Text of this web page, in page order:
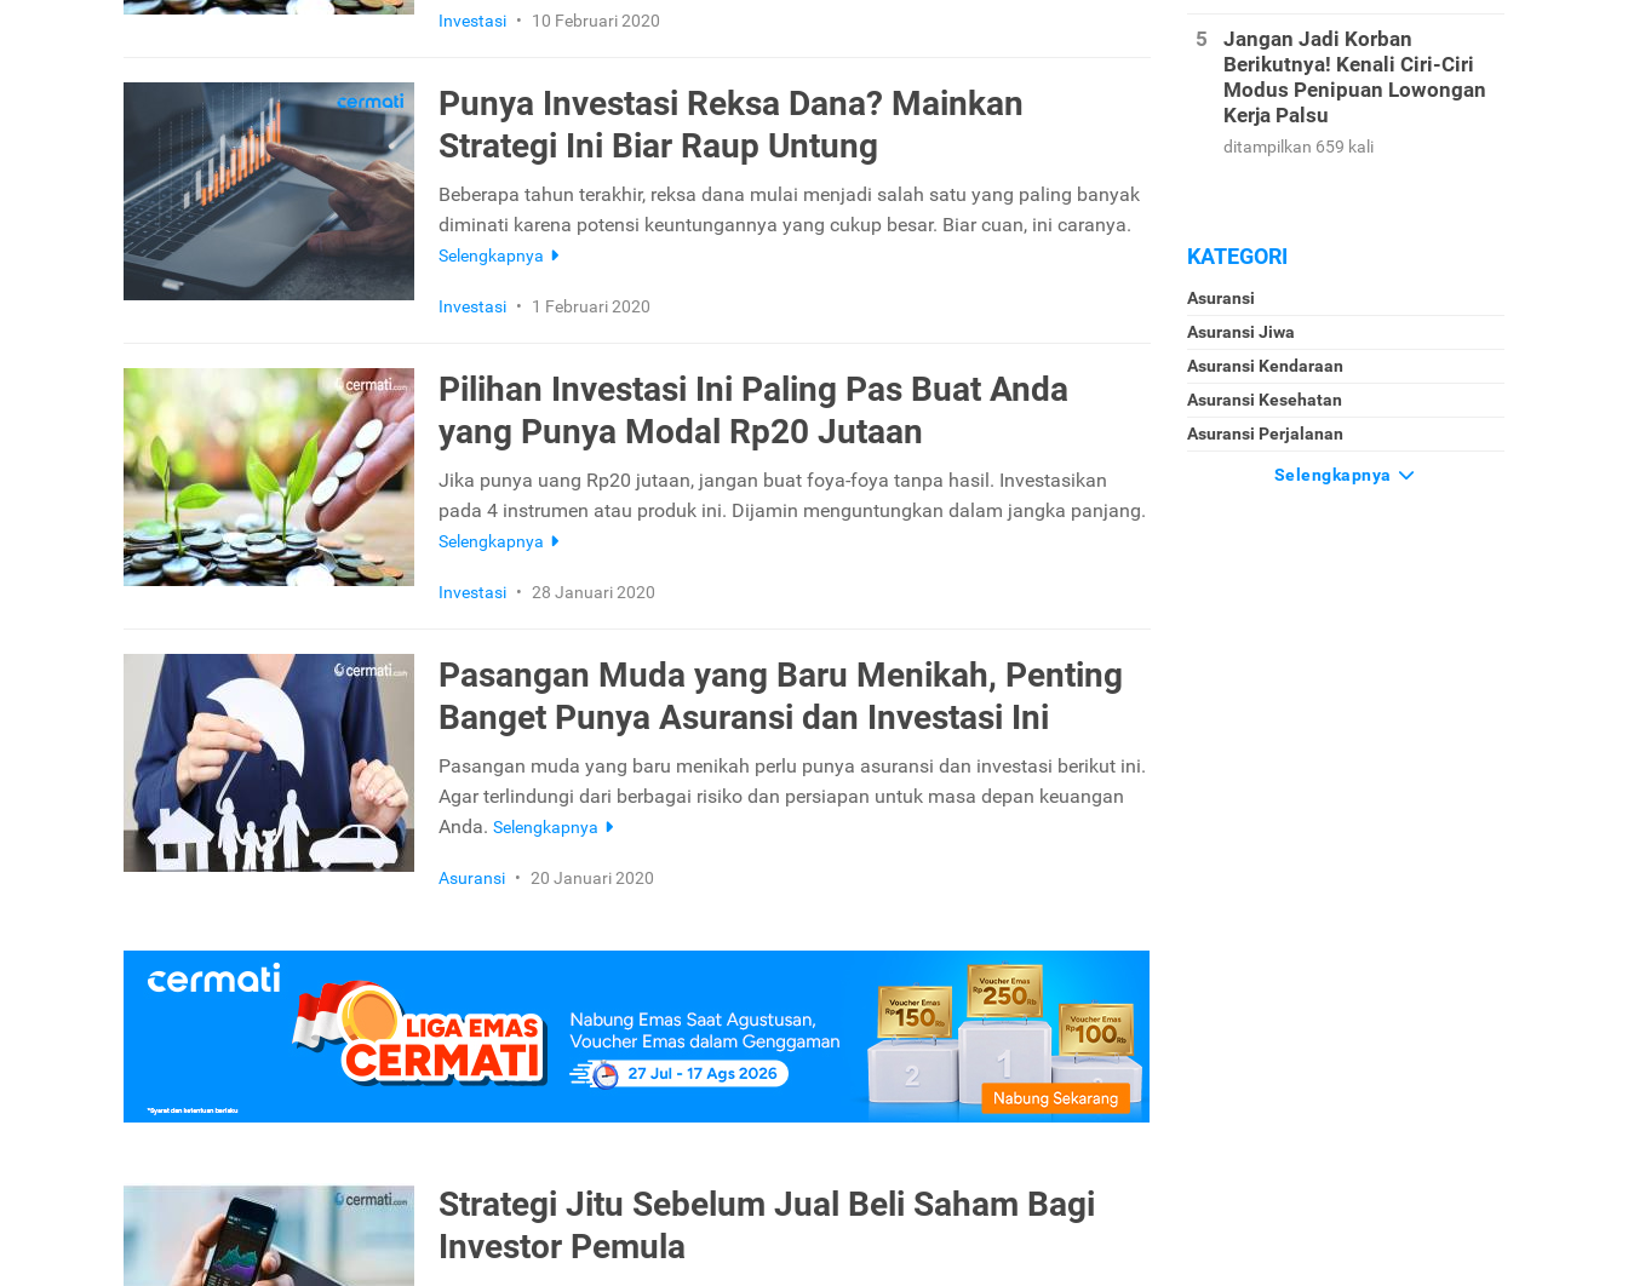
Investasi • 10 Februari 2020
Punya Investasi Reksa Dana? Mainkan
Strategi Ini Biar Raup Untung
Beberapa tahun terakhir, reksa dana mulai menjadi salah satu yang paling banyak
diminati karena potensi keuntungannya yang cukup besar. Biar cuan, ini caranya.
Selengkapnya
Investasi • 1 Februari 2020
Pilihan Investasi Ini Paling Pas Buat Anda
yang Punya Modal Rp20 Jutaan
Jika punya uang Rp20 jutaan, jangan buat foya-foya tanpa hasil. Investasikan
pada 4 instrumen atau produk ini. Dijamin menguntungkan dalam jangka panjang.
Selengkapnya
Investasi • 28 Januari 2020
Pasangan Muda yang Baru Menikah, Penting
Banget Punya Asuransi dan Investasi Ini
Pasangan muda yang baru menikah perlu punya asuransi dan investasi berikut ini.
Agar terlindungi dari berbagai risiko dan persiapan untuk masa depan keuangan
Anda. Selengkapnya
Asuransi • 20 Januari 2020
Strategi Jitu Sebelum Jual Beli Saham Bagi
Investor Pemula
Jangan Jadi Korban
Berikutnya! Kenali Ciri-Ciri
Modus Penipuan Lowongan
Kerja Palsu
ditampilkan 659 kali
KATEGORI
Asuransi
Asuransi Jiwa
Asuransi Kendaraan
Asuransi Kesehatan
Asuransi Perjalanan
Selengkapnya